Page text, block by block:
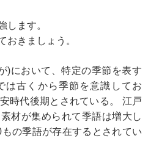
します。
おきましょう。
)において、特定の季節を表す
は古くから季節を意識してお
時代後期とされている。 江戸
材が集められて季語は増大し
の季語が存在するとされてい